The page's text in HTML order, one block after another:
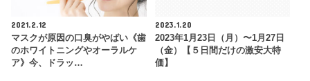
2021.2.12
マスクが原因の口臭がやばい《歯
のホワイトニングやオーラルケ
ア》今、ドラッ…
2023.1.20
2023年1月23日（月）〜1月27日
（金）【５日間だけの激安大特
価】